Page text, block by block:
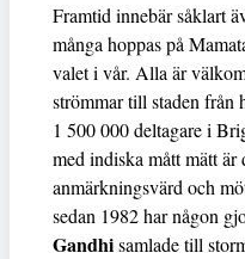
Framtid innebär såklart
många hoppas på
valet i vår. Alla är
strömmar till staden från
1 500 000 deltagare i
med indiska mått mätt
anmärkningsvärd och
sedan 1982 har någon
Gandhisamlade till